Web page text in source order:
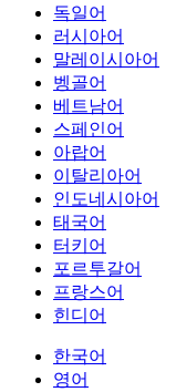
독일어
러시아어
말레이시아어
벵골어
베트남어
스페인어
아랍어
이탈리아어
인도네시아어
태국어
터키어
포르투갈어
프랑스어
힌디어
한국어
영어